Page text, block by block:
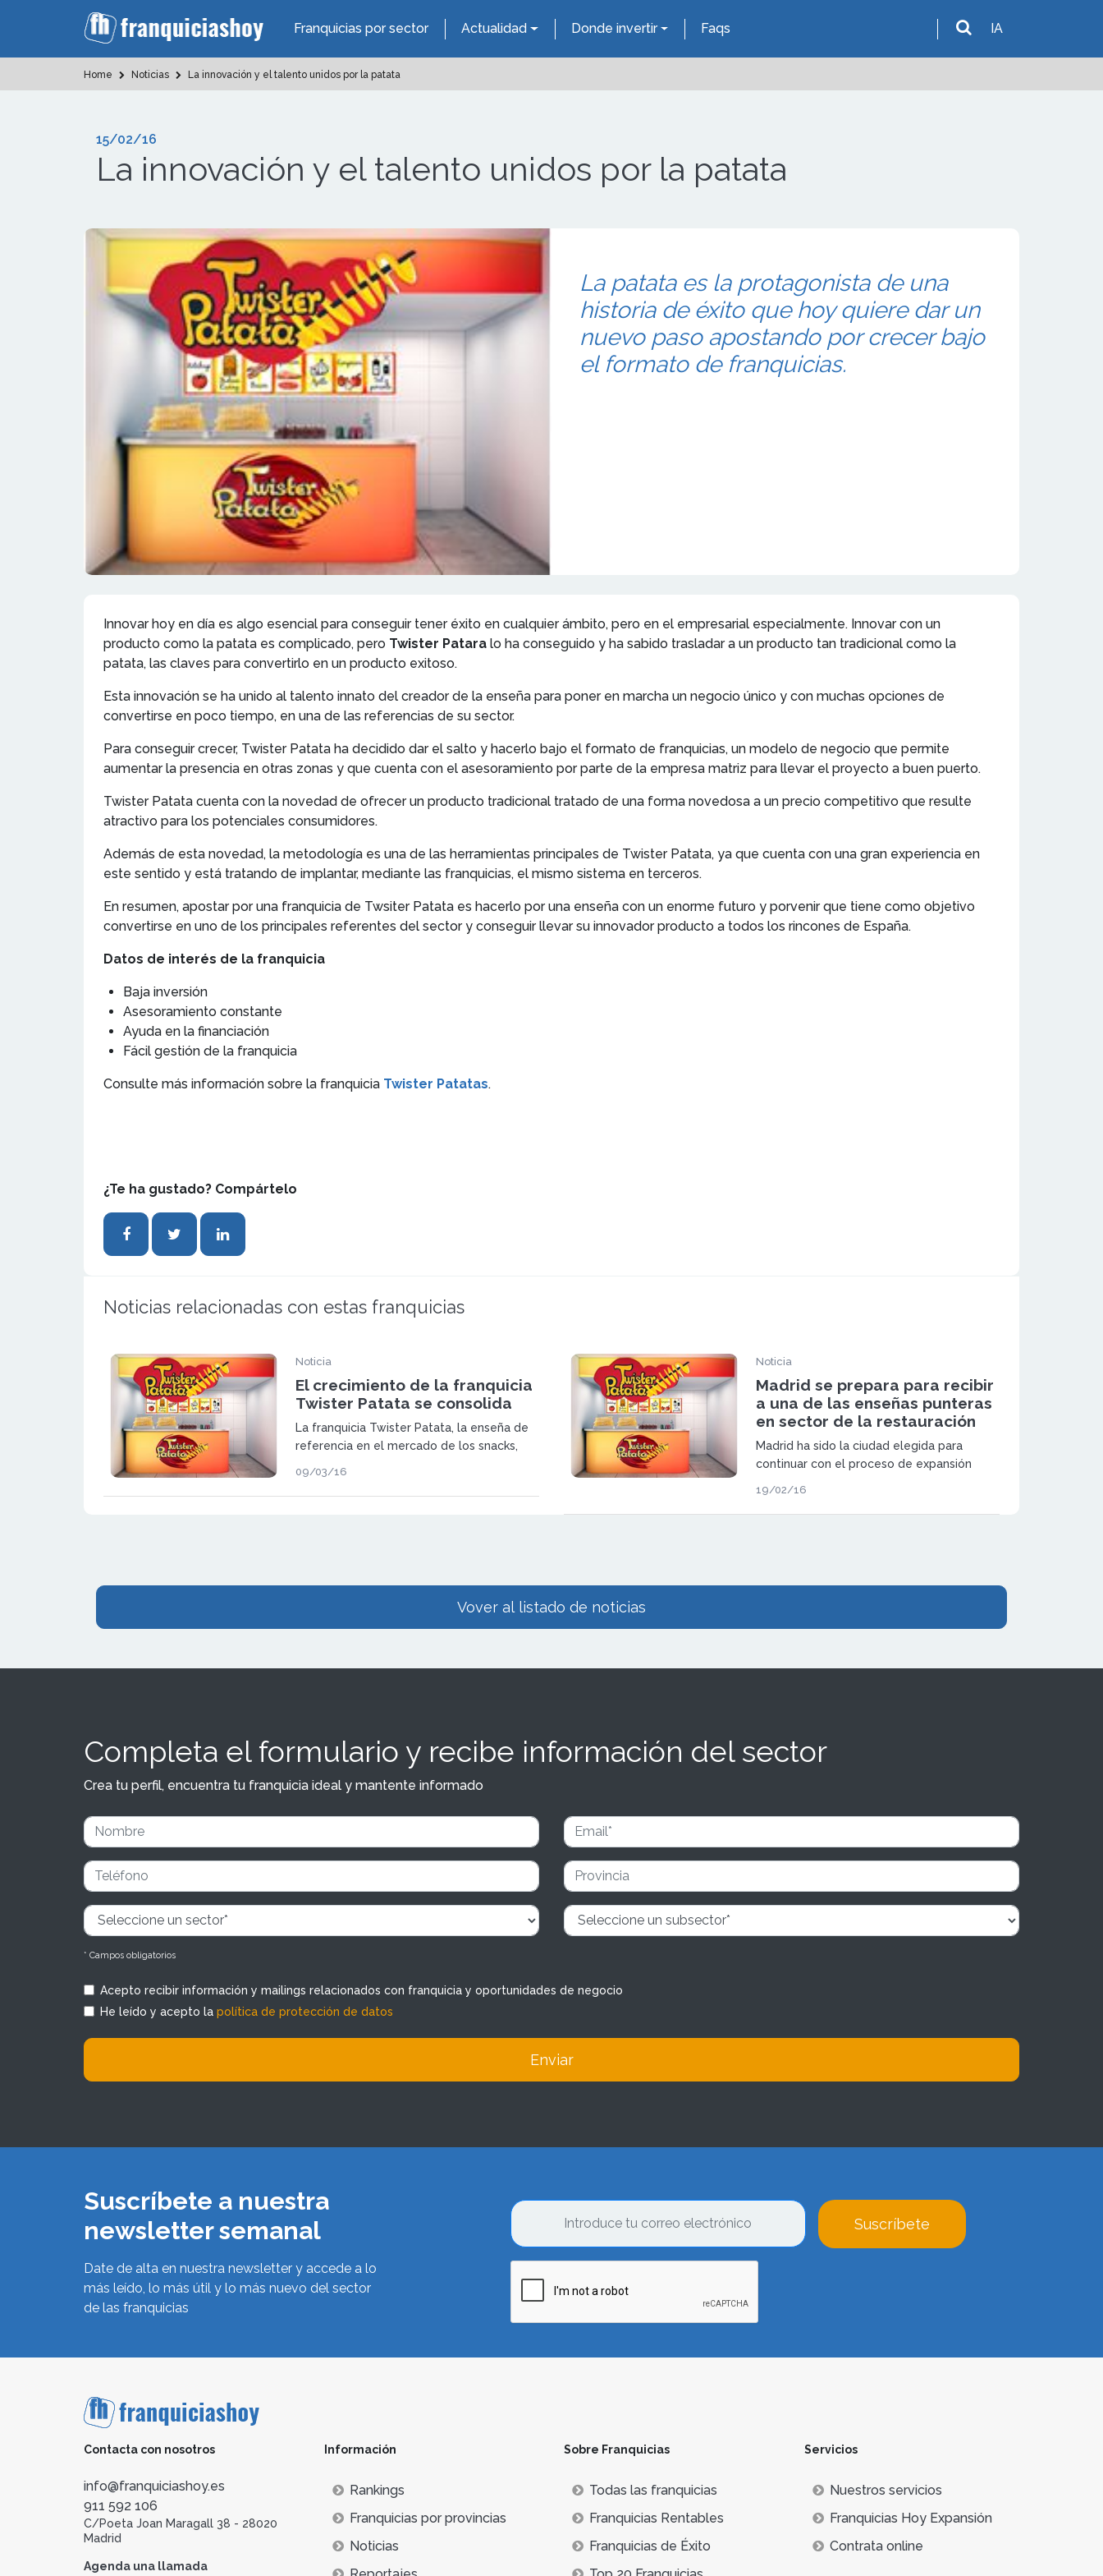
Franquicias por sector Actualidad Donde invertir Faqs IA
Home Noticias La innovación y el talento unidos por la patata
15/02/16
La innovación y el talento unidos por la patata
La patata es la protagonista de una
historia de éxito que hoy quiere dar un
nuevo paso apostando por crecer bajo
el formato de franquicias.
Innovar hoy en día es algo esencial para conseguir tener éxito en cualquier ámbito, pero en el empresarial especialmente. Innovar con un
producto como la patata es complicado, pero Twister Patara lo ha conseguido y ha sabido trasladar a un producto tan tradicional como la
patata, las claves para convertirlo en un producto exitoso.
Esta innovación se ha unido al talento innato del creador de la enseña para poner en marcha un negocio único y con muchas opciones de
convertirse en poco tiempo, en una de las referencias de su sector.
Para conseguir crecer, Twister Patata ha decidido dar el salto y hacerlo bajo el formato de franquicias, un modelo de negocio que permite
aumentar la presencia en otras zonas y que cuenta con el asesoramiento por parte de la empresa matriz para llevar el proyecto a buen puerto.
Twister Patata cuenta con la novedad de ofrecer un producto tradicional tratado de una forma novedosa a un precio competitivo que resulte
atractivo para los potenciales consumidores.
Además de esta novedad, la metodología es una de las herramientas principales de Twister Patata, ya que cuenta con una gran experiencia en
este sentido y está tratando de implantar, mediante las franquicias, el mismo sistema en terceros.
En resumen, apostar por una franquicia de Twsiter Patata es hacerlo por una enseña con un enorme futuro y porvenir que tiene como objetivo
convertirse en uno de los principales referentes del sector y conseguir llevar su innovador producto a todos los rincones de España.
Datos de interés de la franquicia
Baja inversión
Asesoramiento constante
Ayuda en la financiación
Fácil gestión de la franquicia
Consulte más información sobre la franquicia Twister Patatas.
¿Te ha gustado? Compártelo
Noticias relacionadas con estas franquicias
Noticia
El crecimiento de la franquicia
Twister Patata se consolida
La franquicia Twister Patata, la enseña de
referencia en el mercado de los snacks,
España.
09/03/16
Noticia
Madrid se prepara para recibir
a una de las enseñas punteras
en sector de la restauración
Madrid ha sido la ciudad elegida para
continuar con el proceso de expansión
sector de los Snacks de calidad que ya
19/02/16
Vover al listado de noticias
Completa el formulario y recibe información del sector
Crea tu perfil, encuentra tu franquicia ideal y mantente informado
* Campos obligatorios
Acepto recibir información y mailings relacionados con franquicia y oportunidades de negocio
He leído y acepto la política de protección de datos
Enviar
Suscríbete a nuestra
newsletter semanal
Date de alta en nuestra newsletter y accede a lo
más leído, lo más útil y lo más nuevo del sector
de las franquicias
Suscríbete
Contacta con nosotros
info@franquiciashoy.es
911 592 106
C/Poeta Joan Maragall 38 - 28020
Madrid
Agenda una llamada
Información
Rankings
Franquicias por provincias
Noticias
Sobre Franquicias
Todas las franquicias
Franquicias Rentables
Franquicias de Éxito
Servicios
Nuestros servicios
Franquicias Hoy Expansión
Contrata online